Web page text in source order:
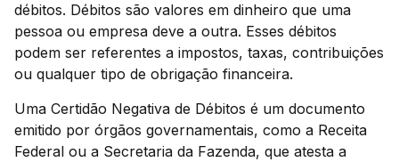
débitos. Débitos são valores em dinheiro que uma
pessoa ou empresa deve a outra. Esses débitos
podem ser referentes a impostos, taxas, contribuições
ou qualquer tipo de obrigação financeira.
Uma Certidão Negativa de Débitos é um documento
emitido por órgãos governamentais, como a Receita
Federal ou a Secretaria da Fazenda, que atesta a